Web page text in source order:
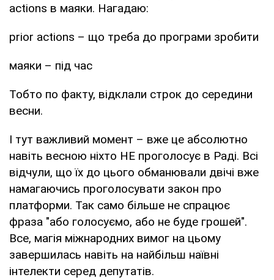
actions в маяки. Нагадаю:
prior actions – що треба до програми зробити
маяки – під час
Тобто по факту, відклали строк до середини
весни.
І тут важливий момент – вже це абсолютно
навіть весною ніхто НЕ проголосує в Раді. Всі
відчули, що їх до цього обманювали двічі вже
намагаючись проголосувати закон про
платформи. Так само більше не спрацює
фраза "або голосуємо, або не буде грошей".
Все, магія міжнародних вимог на цьому
завершилась навіть на найбільш наївні
інтелекти серед депутатів.